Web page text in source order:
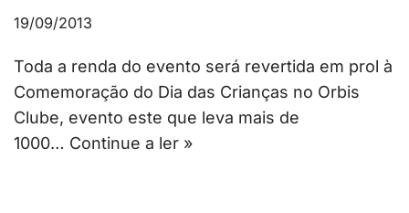
19/09/2013
Toda a renda do evento será revertida em prol à
Comemoração do Dia das Crianças no Orbis
Clube, evento este que leva mais de
1000… Continue a ler »